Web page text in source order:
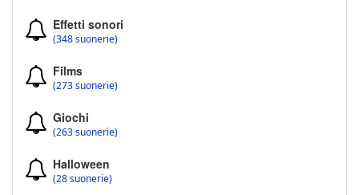
Effetti sonori
(348 suonerie)
Films
(273 suonerie)
Giochi
(263 suonerie)
Halloween
(28 suonerie)